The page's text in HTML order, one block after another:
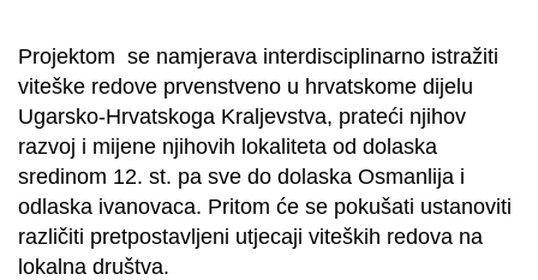
Projektom se namjerava interdisciplinarno istražiti
viteške redove prvenstveno u hrvatskome dijelu
Ugarsko-Hrvatskoga Kraljevstva, prateći njihov
razvoj i mijene njihovih lokaliteta od dolaska
sredinom 12. st. pa sve do dolaska Osmanlija i
odlaska ivanovaca. Pritom će se pokušati ustanoviti
različiti pretpostavljeni utjecaji viteških redova na
lokalna društva.